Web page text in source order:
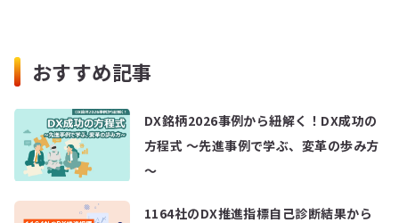
おすすめ記事
DX銘柄2026事例から紐解く！DX成功の
方程式 ～先進事例で学ぶ、変革の歩み方
～
1164社のDX推進指標自己診断結果から